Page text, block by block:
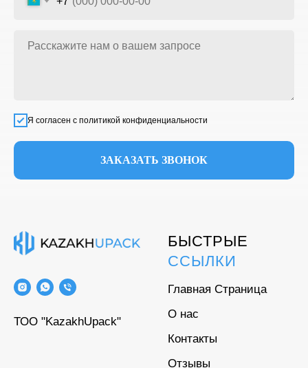
Я согласен с политикой конфиденциальности
ЗАКАЗАТЬ ЗВОНОК
ТОО "KazakhUpack"
БЫСТРЫЕ
ССЫЛКИ
Главная Страница
О нас
Контакты
Отзывы